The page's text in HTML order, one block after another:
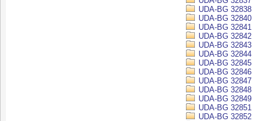
UDA-BG 32838
UDA-BG 32840
UDA-BG 32841
UDA-BG 32842
UDA-BG 32843
UDA-BG 32844
UDA-BG 32845
UDA-BG 32846
UDA-BG 32847
UDA-BG 32848
UDA-BG 32849
UDA-BG 32851
UDA-BG 32852